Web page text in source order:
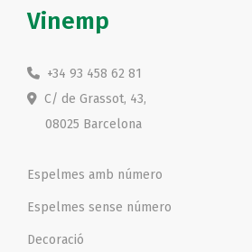
Vinemp
+34 93 458 62 81
C/ de Grassot, 43,
08025 Barcelona
Espelmes amb número
Espelmes sense número
Decoració